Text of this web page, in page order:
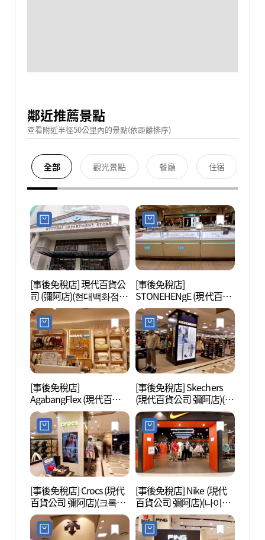
鄰近推薦景點
查看附近半徑50公里內的景點(依距離排序)
全部 觀光景點 餐廳 住宿
[事後免稅店] 現代百貨公
司 (彌阿店)(현대백화점
미아점)
[事後免稅店]
STONEHENgE (現代百貨
公司 彌阿店)(스톤헨지 현
대백화점 미아점)
[事後免稅店]
AgabangFlex (現代百貨
公司 彌阿店)(아가방플렉
스 현대백화점 미아점)
[事後免稅店] Skechers
(現代百貨公司 彌阿店)(스
케쳐스 현대백화점 미아
점)
[事後免稅店] Crocs (現代
百貨公司 彌阿店)(크록스
현대백화점 미아점)
[事後免稅店] Nike (現代
百貨公司 彌阿店)(나이키
현대백화점 미아점)